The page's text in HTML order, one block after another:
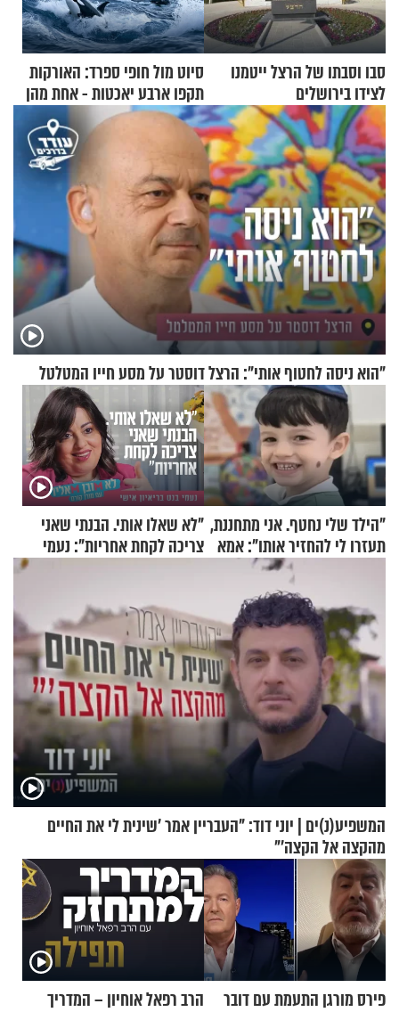
סבו וסבתו של הרצל ייטמנו
לצידו בירושלים
סיוט מול חופי ספרד: האורקות
תקפו ארבע יאכטות - אחת מהן
טבעה
"הוא ניסה לחטוף אותי": הרצל דוסטר על מסע חייו המטלטל
"הילד שלי נחטף. אני מתחננת,
תעזרו לי להחזיר אותו": אמא
"לא שאלו אותי. הבנתי שאני
צריכה לקחת אחריות": נעמי
המשפיע(נ)ים | יוני דוד: "העבריין אמר 'שינית לי את החיים
מהקצה אל הקצה'"
פירס מורגן התעמת עם דובר
הרב רפאל אוחיון – המדריך